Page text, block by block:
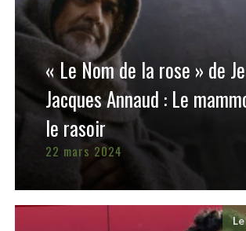
« Le Nom de la rose » de
Jacques Annaud : Le
le rasoir
22 mars 2024